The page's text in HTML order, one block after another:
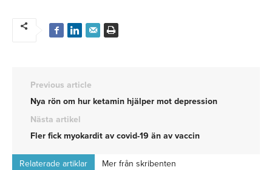
Previous article
Nya rön om hur ketamin hjälper mot depression
Nästa artikel
Fler fick myokardit av covid-19 än av vaccin
Relaterade artiklar Mer från skribenten